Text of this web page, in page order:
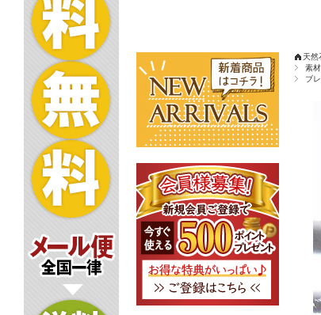
天然
素
ブ